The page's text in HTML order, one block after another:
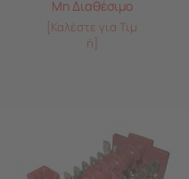
Μη Διαθέσιμο
[Καλέστε για Τιμ
ή]